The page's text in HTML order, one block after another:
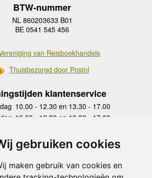
gebruiken cookies
maken gebruik van cookies en
BTW-nummer
NL 860203633 B01
BE 0541 545 456
van Reisboekhandels
Thuisbezorgd door Postnl
klantenservice
10.00 - 12.30 en 13.30 - 17.00
10.00 - 12.30 en 13.30 - 17.00
10.00 - 12.30 en 13.30 - 17.00
10.00 - 12.30 en 13.30 - 17.00
Zaterdag
gesloten
Zondag gesloten